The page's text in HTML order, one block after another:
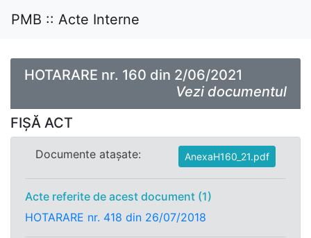
PMB :: Acte Interne
HOTARARE nr. 160 din 2/06/2021
Vezi documentul
FIȘĂ ACT
Documente atașate: AnexaH160_21.pdf
Acte referite de acest document (1)
HOTARARE nr. 418 din 26/07/2018